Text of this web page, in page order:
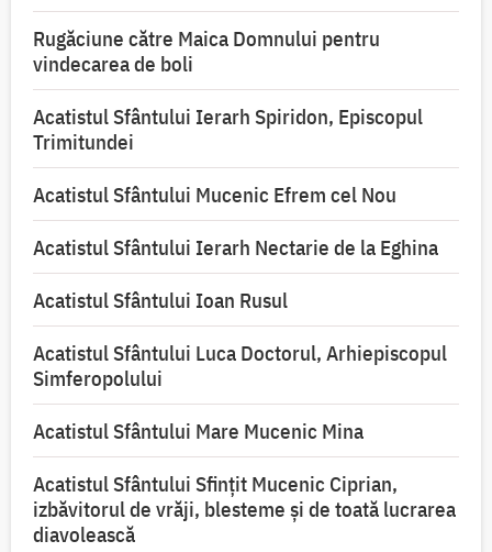
Rugăciune către Maica Domnului pentru
vindecarea de boli
Acatistul Sfântului Ierarh Spiridon, Episcopul
Trimitundei
Acatistul Sfântului Mucenic Efrem cel Nou
Acatistul Sfântului Ierarh Nectarie de la Eghina
Acatistul Sfântului Ioan Rusul
Acatistul Sfântului Luca Doctorul, Arhiepiscopul
Simferopolului
Acatistul Sfântului Mare Mucenic Mina
Acatistul Sfântului Sfințit Mucenic Ciprian,
izbăvitorul de vrăji, blesteme și de toată lucrarea
diavolească